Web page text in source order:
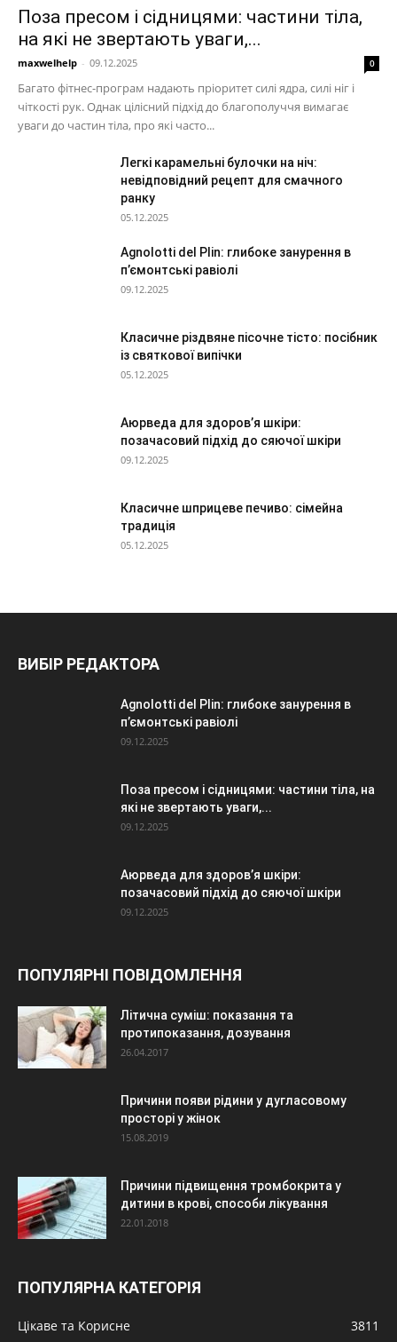
Поза пресом і сідницями: частини тіла,
на які не звертають уваги,...
maxwelhelp - 09.12.2025 0
Багато фітнес-програм надають пріоритет силі ядра, силі ніг і
чіткості рук. Однак цілісний підхід до благополуччя вимагає
уваги до частин тіла, про які часто...
Легкі карамельні булочки на ніч:
невідповідний рецепт для смачного
ранку
05.12.2025
Agnolotti del Plin: глибоке занурення в
п’ємонтські равіолі
09.12.2025
Класичне різдвяне пісочне тісто: посібник
із святкової випічки
05.12.2025
Аюрведа для здоров’я шкіри:
позачасовий підхід до сяючої шкіри
09.12.2025
Класичне шприцеве печиво: сімейна
традиція
05.12.2025
ВИБІР РЕДАКТОРА
Agnolotti del Plin: глибоке занурення в
п’ємонтські равіолі
09.12.2025
Поза пресом і сідницями: частини тіла, на
які не звертають уваги,...
09.12.2025
Аюрведа для здоров’я шкіри:
позачасовий підхід до сяючої шкіри
09.12.2025
ПОПУЛЯРНІ ПОВІДОМЛЕННЯ
Літична суміш: показання та
протипоказання, дозування
26.04.2017
Причини появи рідини у дугласовому
просторі у жінок
15.08.2019
Причини підвищення тромбокрита у
дитини в крові, способи лікування
22.01.2018
ПОПУЛЯРНА КАТЕГОРІЯ
Цікаве та Корисне
3811